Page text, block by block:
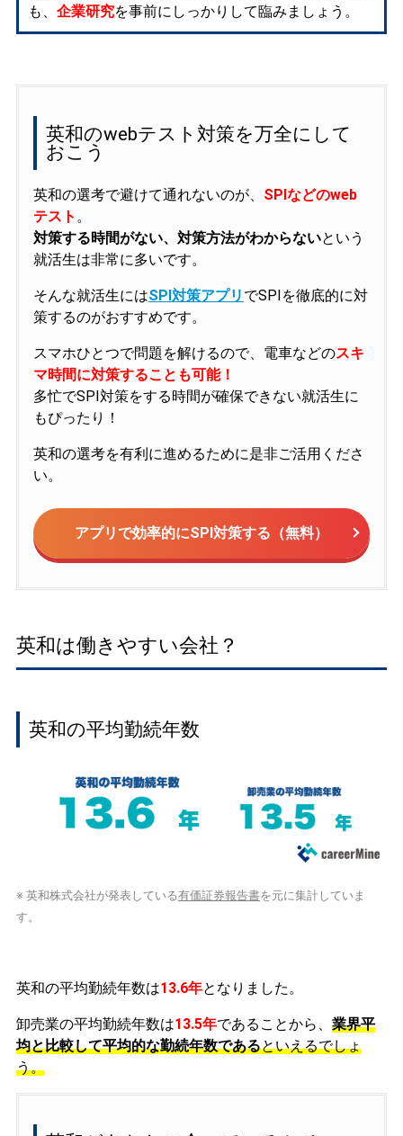
も、 企業研究を事前にしっかりして臨みましょう。
英和のwebテスト対策を万全にして
おこう
英和の選考で避けて通れないのが、 SPIなどのweb
テスト 。
対策する時間がない、対策方法がわからないという
就活生は非常に多いです。
そんな就活生にはSPI対策アプリ でSPIを徹底的に対
策するのがおすすめです。
スマホひとつで問題を解けるので、電車などのスキ
マ時間に対策することも可能！
多忙でSPI対策をする時間が確保できない就活生に
もぴったり！
英和の選考を有利に進めるために是非ご活用くださ
い。
アプリで効率的にSPI対策する（無料）
英和は働きやすい会社？
英和の平均勤続年数
※ 英和株式会社が発表している有価証券報告書を元に集計していま
す。
英和の平均勤続年数は13.6年となりました。
卸売業の平均勤続年数は13.5年であることから、 業界平
均と比較して平均的な勤続年数であるといえるでしょ
う。